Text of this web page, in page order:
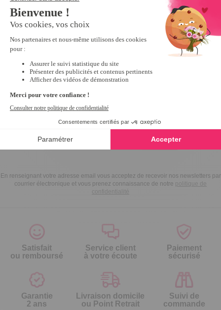
Inscrivez-vous à notre
newsletter
10€ offerts
dès 30€ d’achats - condition dans votre e-mail de confirmation
Recevez nos nouveautés et avantages exclusifs par email
m’inscris
En renseignant votre adresse email vous acceptez de recevoir nos newsletters par
courrier électronique et vous prenez connaissance de notre politique de
confidentialité
Satisfait
ou remboursé
Service client
à votre écoute
Paiement
sécurisé
Garantie
2 ans
Livraison domicile
ou Point Retrait
Suivi de
commande